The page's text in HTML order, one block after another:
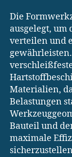
Die
ausgelegt,
verteilen und
Materialien,
Belastungen
Bauteil und
maximale